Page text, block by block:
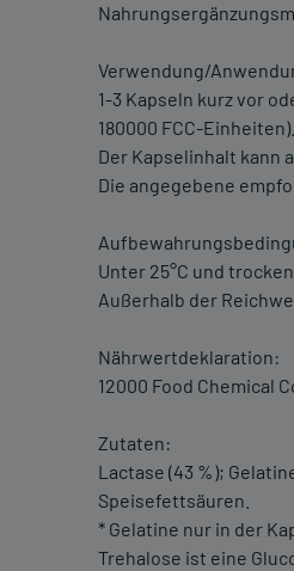
Verwendung/
1-3 Kapseln kurz vor
180000 FCC-Einheiten).
Der Kapselinhalt kann
Die angegebene
Unter 25°C und
Außerhalb der
Nährwertdeklaration:
12000 Food Chemical
Zutaten:
Lactase (43 %);
Speisefettsäuren.
* Gelatine nur in der
Trehalose ist eine